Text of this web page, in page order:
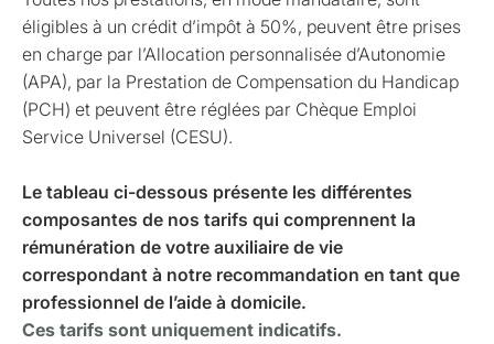
éligibles à un crédit d’impôt à 50%, peuvent être prises
en charge par l’Allocation personnalisée d’Autonomie
(APA), par la Prestation de Compensation du Handicap
(PCH) et peuvent être réglées par Chèque Emploi
Service Universel (CESU).
Le tableau ci-dessous présente les différentes
composantes de nos tarifs qui comprennent la
rémunération de votre auxiliaire de vie
correspondant à notre recommandation en tant que
professionnel de l’aide à domicile.
Ces tarifs sont uniquement indicatifs.